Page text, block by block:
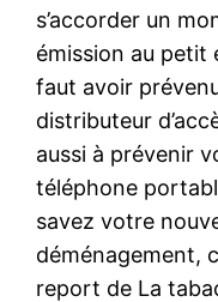
s’accorder un
émission au petit
faut avoir
distributeur
aussi à prévenir
téléphone
savez votre
déménagement,
report de La